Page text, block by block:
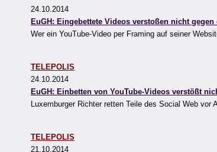
24.10.2014
EuGH: Eingebettete Videos verstoßen nicht gegen
Wer ein YouTube-Video per Framing auf seiner
TELEPOLIS
24.10.2014
EuGH: Einbetten von YouTube-Videos verstößt
Luxemburger Richter retten Teile des Social Web vor
TELEPOLIS
21.10.2014